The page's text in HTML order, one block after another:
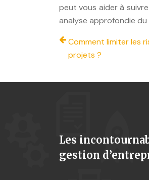
peut vous aider à
analyse approfondie
Comment limiter les
projets ?
Les
gestion